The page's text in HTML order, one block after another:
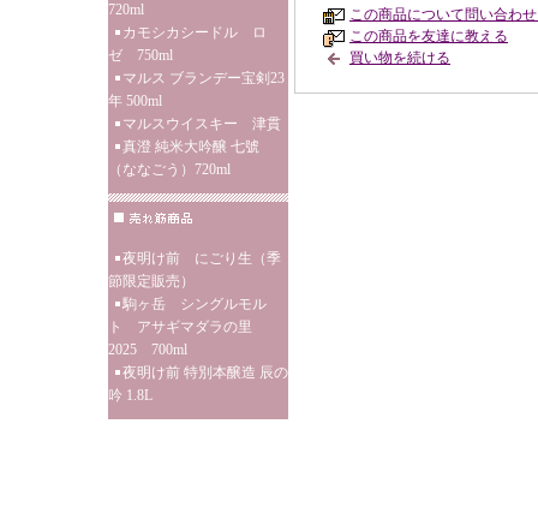
720ml
カモシカシードル ロ
ゼ 750ml
マルス ブランデー宝剣23
年 500ml
マルスウイスキー 津貫
真澄 純米大吟醸 七號
（ななごう）720ml
夜明け前 にごり生（季
節限定販売）
駒ヶ岳 シングルモル
ト アサギマダラの里
2025 700ml
夜明け前 特別本醸造 辰の
吟 1.8L
この商品について問い合わ
この商品を友達に教える
買い物を続ける